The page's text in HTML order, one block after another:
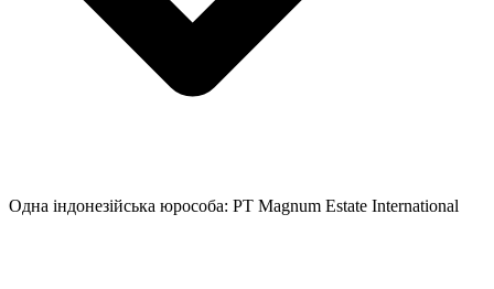
Одна індонезійська юрособа: PT Magnum Estate International